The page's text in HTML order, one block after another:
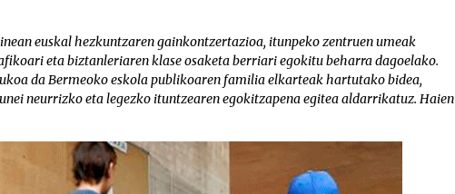
euskal hezkuntzaren gainkontzertazioa, itunpeko zentruen umeak
eta biztanleriaren klase osaketa berriari egokitu beharra dagoelako.
da Bermeoko eskola publikoaren familia elkarteak hartutako bidea,
neurrizko eta legezko ituntzearen egokitzapena egitea aldarrikatuz. Haien